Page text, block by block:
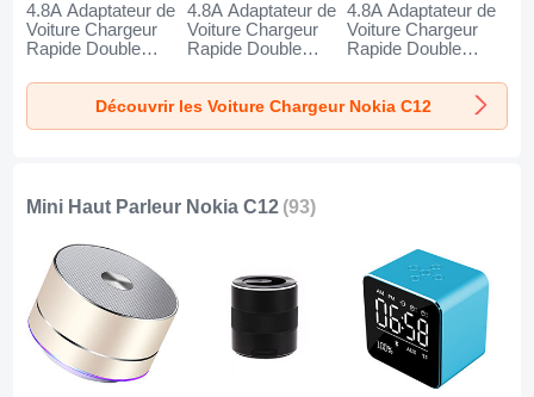
4.8A Adaptateur de
Voiture Chargeur
Rapide Double
K10 pour Nokia
4.8A Adaptateur de
Voiture Chargeur
Rapide Double
K07 pour Nokia
C12 Rouge
4.8A Adaptateur de
Voiture Chargeur
Rapide Double
K08 pour Nokia
C12 Argent
Découvrir les Voiture Chargeur Nokia C12
Mini Haut Parleur Nokia C12 (93)